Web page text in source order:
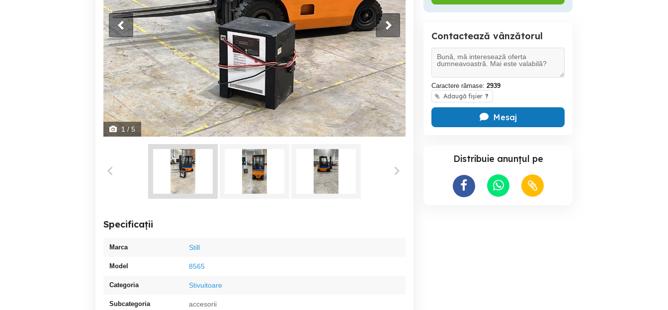
1 / 5
Specificații
Marca Still
Model 8565
Categoria Stivuitoare
Subcategoria accesorii
Contactează vânzătorul
Caractere rămase: 2939
Adaugă fișier ?
Mesaj
Distribuie anunțul pe